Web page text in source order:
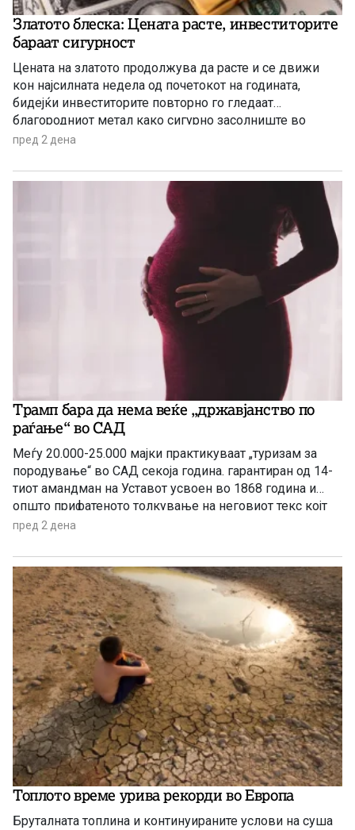
Златото блеска: Цената расте, инвеститорите
бараат сигурност
Цената на златото продолжува да расте и се движи
кон најсилната недела од почетокот на годината,
бидејќи инвеститорите повторно го гледаат
благородниот метал како сигурно засолниште во
услови на глобална економска неизвесност.
пред 2 дена
Трамп бара да нема веќе „државјанство по
раѓање“ во САД
Меѓу 20.000-25.000 мајки практикуваат „туризам за
породување“ во САД секоја година. гарантиран од 14-
тиот амандман на Уставот усвоен во 1868 година и
општо прифатеното толкување на неговиот текс којт
гарантира државјанство на речиси секој роден во САД
пред 2 дена
Топлото време урива рекорди во Европа
Бруталната топлина и континуираните услови на суша